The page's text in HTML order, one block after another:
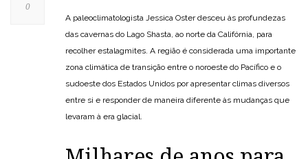
A paleoclimatologista Jessica Oster desceu às profundezas
das cavernas do Lago Shasta, ao norte da Califórnia, para
recolher estalagmites. A região é considerada uma importante
zona climática de transição entre o noroeste do Pacífico e o
sudoeste dos Estados Unidos por apresentar climas diversos
entre si e responder de maneira diferente às mudanças que
levaram à era glacial.
0